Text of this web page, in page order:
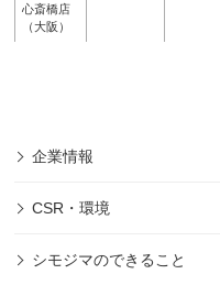
心斎橋店
（大阪）
企業情報
CSR・環境
シモジマのできること